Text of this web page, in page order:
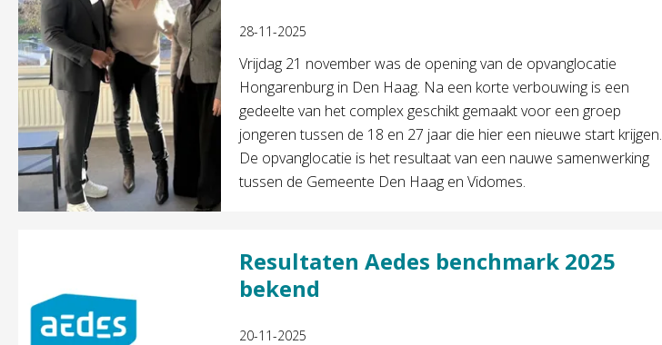
28-11-2025
Vrijdag 21 november was de opening van de opvanglocatie
Hongarenburg in Den Haag. Na een korte verbouwing is een
gedeelte van het complex geschikt gemaakt voor een groep
jongeren tussen de 18 en 27 jaar die hier een nieuwe start krijgen.
De opvanglocatie is het resultaat van een nauwe samenwerking
tussen de Gemeente Den Haag en Vidomes.
Resultaten Aedes benchmark 2025
bekend
20-11-2025